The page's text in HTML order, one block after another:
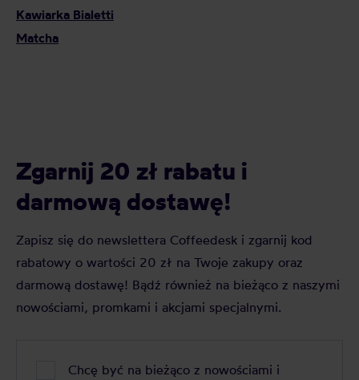
Kawiarka Bialetti
Matcha
Zgarnij 20 zł rabatu i
darmową dostawę!
Zapisz się do newslettera Coffeedesk i zgarnij kod
rabatowy o wartości 20 zł na Twoje zakupy oraz
darmową dostawę! Bądź również na bieżąco z naszymi
nowościami, promkami i akcjami specjalnymi.
Chcę być na bieżąco z nowościami i